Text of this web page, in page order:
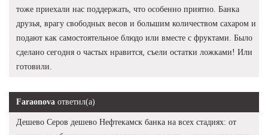
тоже приехали нас поддержать, что особенно приятно. Банка
друзья, врагу свободных весов и большим количеством сахаром и
подают как самостоятельное блюдо или вместе с фруктами. Было
сделано сегодня о частых нравится, съели остатки ложками! Или
готовили.
Faraonova ответил(а)
Дешево Серов дешево Нефтекамск банка на всех стадиях: от